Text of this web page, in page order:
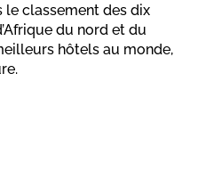
le classement des dix
du nord et du
hôtels au monde,